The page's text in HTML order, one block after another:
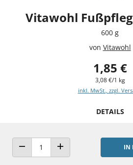
Vitawohl
600 g
von Vitawohl
1,85 €
3,08 €/1 kg
inkl. MwSt., zzgl.
DETAILS
ANZAHL VERRINGERNANZAHL ERHÖHEN
IN